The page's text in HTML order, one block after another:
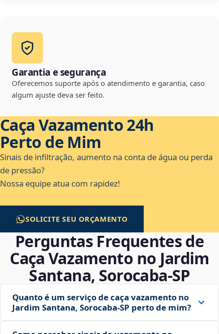
Garantia e segurança
Oferecemos suporte após o atendimento e garantia, caso
algum ajuste deva ser feito.
Caça Vazamento 24h
Perto de Mim
Sinais de infiltração, aumento na conta de água ou perda
de pressão?
Nossa equipe atua com rapidez!
SOLICITE SEU ORÇAMENTO
Perguntas Frequentes de
Caça Vazamento no Jardim
Santana, Sorocaba‑SP
Quanto é um serviço de caça vazamento no
Jardim Santana, Sorocaba‑SP perto de mim?